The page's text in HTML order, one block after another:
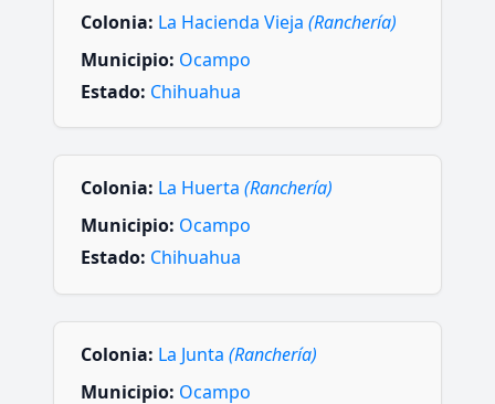
Colonia: La Hacienda Vieja (Ranchería)
Municipio: Ocampo
Estado: Chihuahua
Colonia: La Huerta (Ranchería)
Municipio: Ocampo
Estado: Chihuahua
Colonia: La Junta (Ranchería)
Municipio: Ocampo